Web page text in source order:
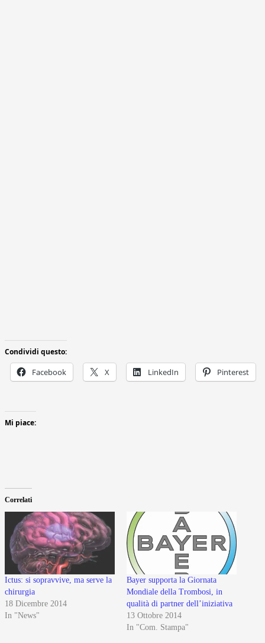
Condividi questo:
Facebook X LinkedIn Pinterest
Mi piace:
Correlati
Ictus: si sopravvive, ma serve la
chirurgia
18 Dicembre 2014
In "News"
Bayer supporta la Giornata
Mondiale della Trombosi, in
qualità di partner dell’iniziativa
13 Ottobre 2014
In "Com. Stampa"